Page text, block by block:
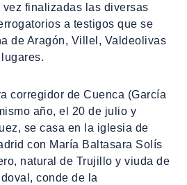
finalizadas las diversas
a testigos que se
de Aragón, Villel, Valdeolivas
corregidor de Cuenca (García
año, el 20 de julio y
se casa en la iglesia de
con María Baltasara Solís
natural de Trujillo y viuda de
conde de la